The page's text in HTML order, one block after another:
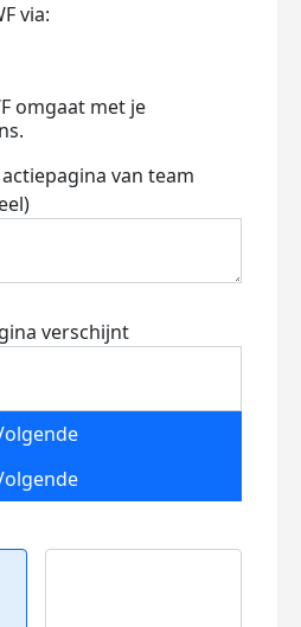
via:
omgaat met je
van team
verschijnt